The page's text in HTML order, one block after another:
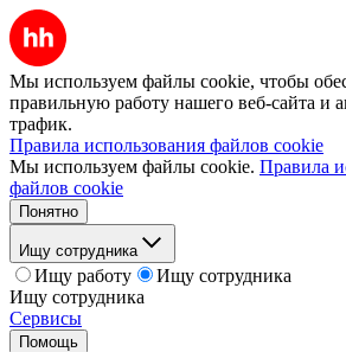
Мы используем файлы cookie, чтобы
правильную работу нашего веб-сайта и
трафик.
Правила использования файлов cookie
Мы используем файлы cookie. Правила
файлов cookie
Понятно
Ищу сотрудника
Ищу работу
Ищу сотрудника
Ищу сотрудника
Сервисы
Помощь